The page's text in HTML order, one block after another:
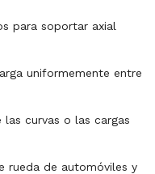
para soportar axial
uniformemente entre
curvas o las cargas
rueda de automóviles y